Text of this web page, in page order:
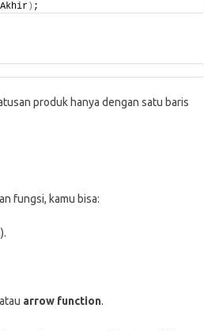
) ;
produk hanya dengan satu baris
fungsi, kamu bisa:
arrow function.